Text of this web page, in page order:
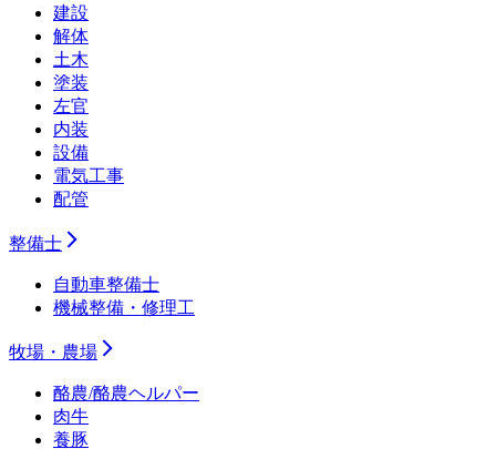
建設
解体
土木
塗装
左官
内装
設備
電気工事
配管
整備士
自動車整備士
機械整備・修理工
牧場・農場
酪農/酪農ヘルパー
肉牛
養豚